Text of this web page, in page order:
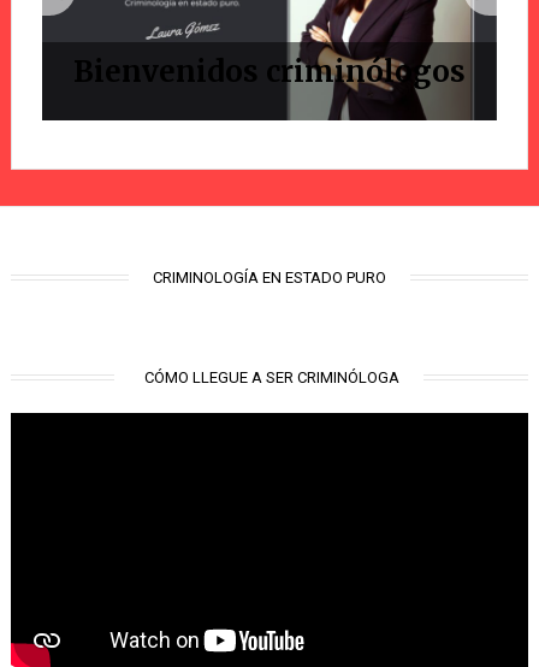
Bienvenidos criminólogos
CRIMINOLOGÍA EN ESTADO PURO
CÓMO LLEGUE A SER CRIMINÓLOGA